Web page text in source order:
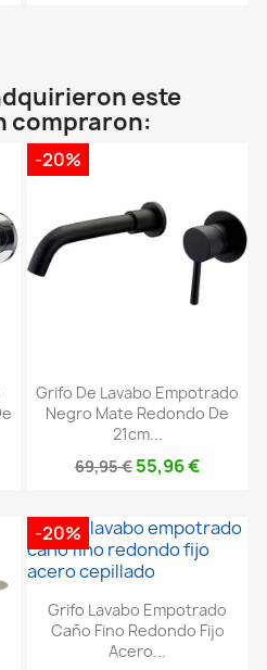
este
compraron:
Grifo De Lavabo Empotrado
Negro Mate Redondo De
21cm...
69,95 € 55,96 €
-20%
Grifo Lavabo Empotrado
Caño Fino Redondo Fijo
Acero...
-20%